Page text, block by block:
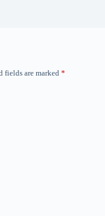
fields are marked *